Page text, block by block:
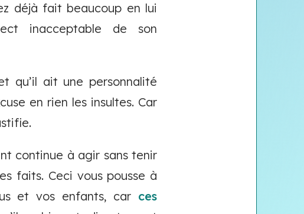
déjà fait beaucoup en lui
inacceptable de son
qu’il ait une personnalité
en rien les insultes. Car
continue à agir sans tenir
faits. Ceci vous pousse à
et vos enfants, car ces